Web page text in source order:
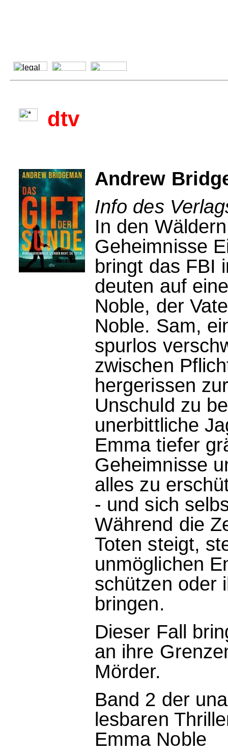
dtv
Andrew
Info des
In den
Geheimnisse
bringt das FBI
deuten auf
Noble, der
Noble. Sam,
spurlos
zwischen
hergerissen
Unschuld zu
unerbittliche
Emma tiefer
Geheimnisse
alles zu
- und sich
Während die
Toten steigt,
unmöglichen
schützen oder
bringen.
Dieser Fall
an ihre
Mörder.
Band 2 der
lesbaren
Emma Noble